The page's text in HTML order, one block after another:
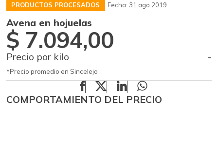
PRODUCTOS PROCESADOS Fecha: 31 ago 2019
Avena en hojuelas
$ 7.094,00
Precio por kilo -
*Precio promedio en Sincelejo
COMPORTAMIENTO DEL PRECIO